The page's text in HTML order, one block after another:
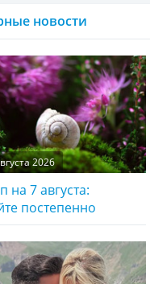
новости
2026
на 7 августа:
постепенно